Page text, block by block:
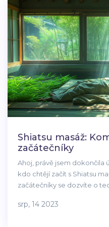
se vypořádat se stresem.
Shiatsu masáž:
začátečníky
Ahoj, právě jsem dokončila
kdo chtějí začít s Shiatsu
začátečníky se dozvíte o
jsem pro vás připravila tipy,
srp, 14 2023